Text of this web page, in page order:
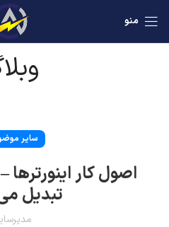
منو
سایر
تبدیل